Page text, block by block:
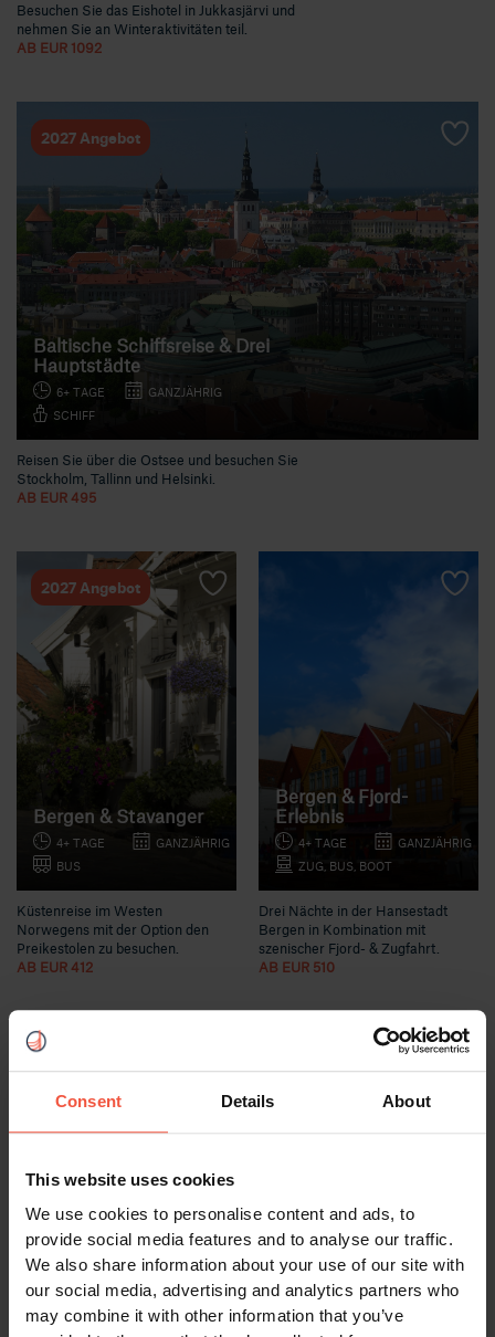
Consent Details About
This website uses cookies
We use cookies to personalise content and ads, to
provide social media features and to analyse our traffic.
We also share information about your use of our site with
our social media, advertising and analytics partners who
may combine it with other information that you’ve
Besuchen Sie das Eishotel in Jukkasjärvi und
nehmen Sie an Winteraktivitäten teil.
AB EUR 1092
2027 Angebot
Baltische Schiffsreise & Drei
Hauptstädte
6+ TAGE
GANZJÄHRIG
SCHIFF
Reisen Sie über die Ostsee und besuchen Sie
Stockholm, Tallinn und Helsinki.
AB EUR 495
2027 Angebot
Bergen & Stavanger
4+ TAGE
GANZJÄHRIG
BUS
Küstenreise im Westen
Norwegens mit der Option den
Preikestolen zu besuchen.
AB EUR 412
Bergen & Fjord-
Erlebnis
4+ TAGE
GANZJÄHRIG
ZUG, BUS, BOOT
Drei Nächte in der Hansestadt
Bergen in Kombination mit
szenischer Fjord- & Zugfahrt.
AB EUR 510
Sommerabenteuer
Spitzbergen
4+ TAGE SOMMER
Island
Winterabenteuer
5+ TAGE